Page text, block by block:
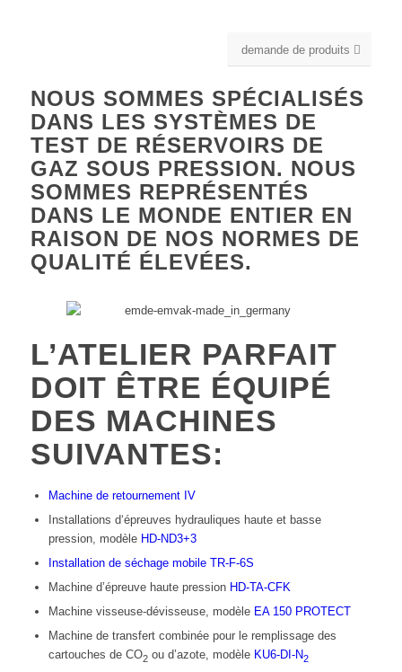
demande de produits
NOUS SOMMES SPÉCIALISÉS
DANS LES SYSTÈMES DE
TEST DE RÉSERVOIRS DE
GAZ SOUS PRESSION. NOUS
SOMMES REPRÉSENTÉS
DANS LE MONDE ENTIER EN
RAISON DE NOS NORMES DE
QUALITÉ ÉLEVÉES.
L’ATELIER PARFAIT
DOIT ÊTRE ÉQUIPÉ
DES MACHINES
SUIVANTES:
Machine de retournement IV
Installations d‘épreuves hydrauliques haute et basse
pression, modèle HD-ND3+3
Installation de séchage mobile TR-F-6S
Machine d’épreuve haute pression HD-TA-CFK
Machine visseuse-dévisseuse, modèle EA 150 PROTECT
Machine de transfert combinée pour le remplissage des
cartouches de CO2ou d’azote, modèle KU6-DI-N2